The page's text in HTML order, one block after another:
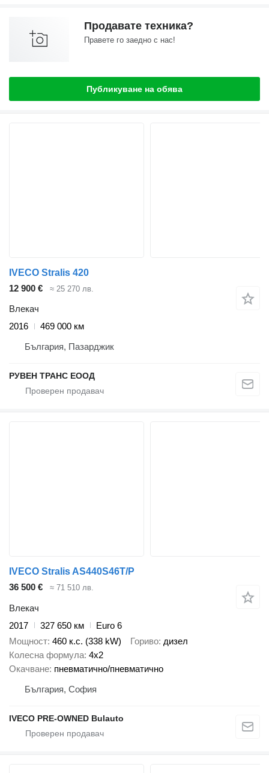
Продавате техника?
Правете го заедно с нас!
Публикуване на обява
IVECO Stralis 420
12 900 €
≈ 25 270 лв.
Влекач
2016
469 000 км
България, Пазарджик
РУВЕН ТРАНС ЕООД
IVECO Stralis AS440S46T/P
36 500 €
≈ 71 510 лв.
Влекач
2017
327 650 км
Euro 6
Мощност 460 к.с. (338 kW) Гориво дизел
Колесна формула 4x2
Окачване пневматично/пневматично
България, София
IVECO PRE-OWNED Bulauto